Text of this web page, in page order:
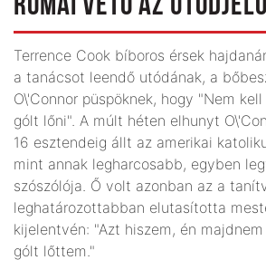
RÓMAI VÉTÓ AZ
Terrence Cook bíboros érsek
a tanácsot leendő utódának, a
O\'Connor püspöknek, hogy "Nem
gólt lőni". A múlt héten elhunyt
16 esztendeig állt az amerikai
mint annak legharcosabb, egyben
szószólója. Ő volt azonban az a
leghatározottabban elutasította
kijelentvén: "Azt hiszem, én
gólt lőttem."